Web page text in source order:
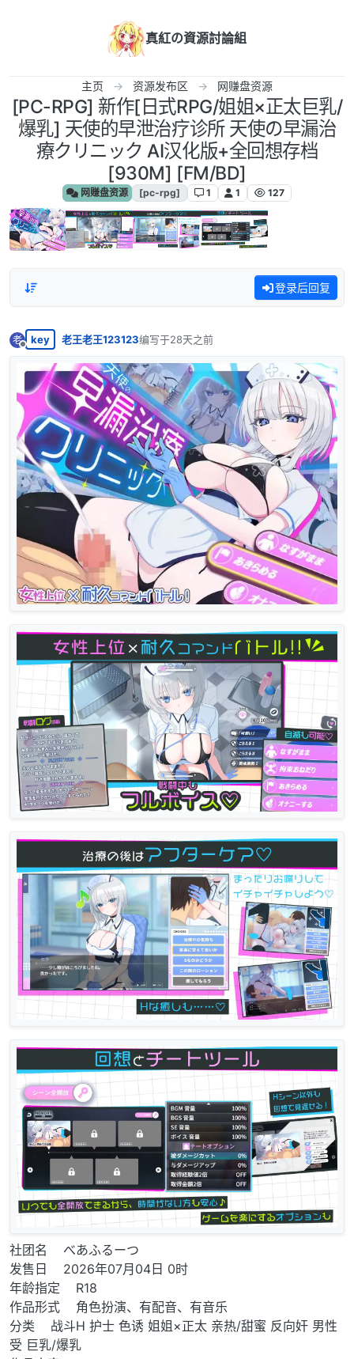
真紅の資源討論組
主页 资源发布区 网赚盘资源
[PC-RPG] 新作[日式RPG/姐姐×正太巨乳/
爆乳] 天使的早泄治疗诊所 天使の早漏治
療クリニック AI汉化版+全回想存档
[930M] [FM/BD]
网赚盘资源 [pc-rpg] 1 1 127
登录后回复
老
离线
key 老王老王123123编写于28天之前
最后由 编辑
社团名 べあふるーつ
发售日 2026年07月04日 0时
年龄指定 R18
作品形式 角色扮演、有配音、有音乐
分类 战斗H 护士 色诱 姐姐×正太 亲热/甜蜜 反向奸 男性
受 巨乳/爆乳